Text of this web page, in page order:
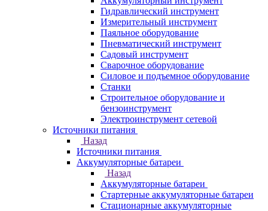
Гидравлический инструмент
Измерительный инструмент
Паяльное оборудование
Пневматический инструмент
Садовый инструмент
Сварочное оборудование
Силовое и подъемное оборудование
Станки
Строительное оборудование и
бензоинструмент
Электроинструмент сетевой
Источники питания
Назад
Источники питания
Аккумуляторные батареи
Назад
Аккумуляторные батареи
Стартерные аккумуляторные батареи
Стационарные аккумуляторные